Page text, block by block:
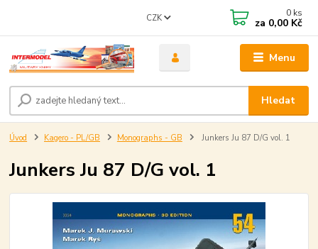
Menu
CZK
Hledat
0 ks
za 0,00 Kč
Úvod Kagero - PL/GB Monographs - GB Junkers Ju 87 D/G vol. 1
Junkers Ju 87 D/G vol. 1